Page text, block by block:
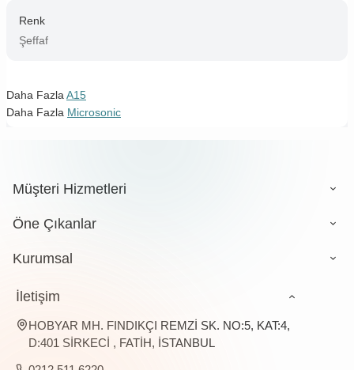
Renk
Şeffaf
Daha Fazla A15
Daha Fazla Microsonic
Müşteri Hizmetleri
Öne Çıkanlar
Kurumsal
İletişim
HOBYAR MH. FINDIKÇI REMZİ SK. NO:5, KAT:4,
D:401 SİRKECİ , FATİH, İSTANBUL